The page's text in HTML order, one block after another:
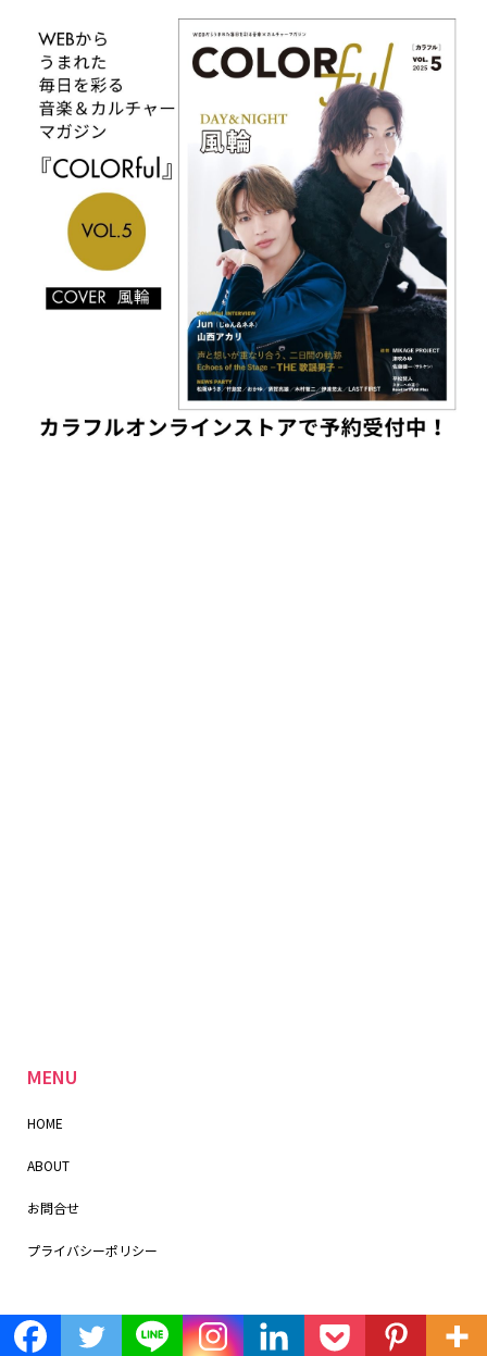
MENU
HOME
ABOUT
お問合せ
プライバシーポリシー
＼SNSフォローお願いします！／